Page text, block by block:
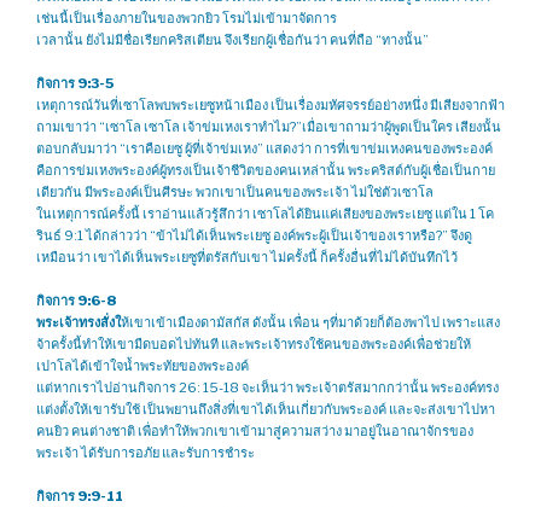
เช่นนี้เป็นเรื่องภายในของพวกยิว โรมไม่เข้ามาจัดการ
เวลานั้น ยังไม่มีชื่อเรียกคริสเตียน จึงเรียกผู้เชื่อกันว่า คนที่ถือ “ทางนั้น”
กิจการ 9:3-5
เหตุการณ์วันที่เซาโลพบพระเยซูหน้าเมือง เป็นเรื่องมหัศจรรย์อย่างหนึ่ง มีเสียงจากฟ้า
ถามเขาว่า “เซาโล เซาโล เจ้าข่มเหงเราทำไม?”เมื่อเขาถามว่าผู้พูดเป็นใคร เสียงนั้น
ตอบกลับมาว่า “เราคือเยซู ผู้ที่เจ้าข่มเหง” แสดงว่า การที่เขาข่มเหงคนของพระองค์
คือการข่มเหงพระองค์ผู้ทรงเป็นเจ้าชีวิตของคนเหล่านั้น พระคริสต์กับผู้เชื่อเป็นกาย
เดียวกัน มีพระองค์เป็นศีรษะ พวกเขาเป็นคนของพระเจ้า ไม่ใช่ตัวเซาโล
ในเหตุการณ์ครั้งนี้ เราอ่านแล้วรู้สึกว่า เซาโลได้ยินแค่เสียงของพระเยซู แต่ใน 1 โค
รินธ์ 9:1 ได้กล่าวว่า “ข้าไม่ได้เห็นพระเยซู องค์พระผู้เป็นเจ้าของเราหรือ?” จึงดู
เหมือนว่า เขาได้เห็นพระเยซูที่ตรัสกับเขา ไม่ครั้งนี้ ก็ครั้งอื่นที่ไม่ได้บันทึกไว้
กิจการ 9:6-8
พระเจ้าทรงสั่งให้เขาเข้าเมืองดามัสกัส ดังนั้น เพื่อน ๆที่มาด้วยก็ต้องพาไป เพราะแสง
จ้าครั้งนี้ทำให้เขามืดบอดไปทันที และพระเจ้าทรงใช้คนของพระองค์เพื่อช่วยให้
เปาโลได้เข้าใจน้ำพระทัยของพระองค์
แต่หากเราไปอ่านกิจการ 26: 15-18 จะเห็นว่า พระเจ้าตรัสมากกว่านั้น พระองค์ทรง
แต่งตั้งให้เขารับใช้ เป็นพยานถึงสิ่งที่เขาได้เห็นเกี่ยวกับพระองค์ และจะส่งเขาไปหา
คนยิว คนต่างชาติ เพื่อทำให้พวกเขาเข้ามาสู่ความสว่าง มาอยู่ในอาณาจักรของ
พระเจ้า ได้รับการอภัย และรับการชำระ
กิจการ 9:9-11